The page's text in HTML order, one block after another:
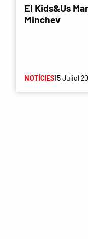
El Kids&Us
Minchev
NOTÍCIES15 Juliol